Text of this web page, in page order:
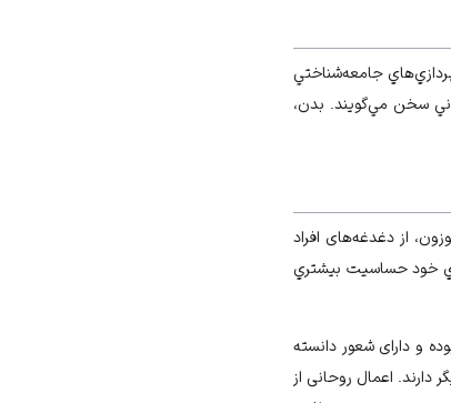
جامعه‌شناختي
سخن مي‌گویند. بدن،
از دغدغه‌های افراد
خود حساسيت بيشتري
و دارای شعور دانسته
اعمال روحانی از